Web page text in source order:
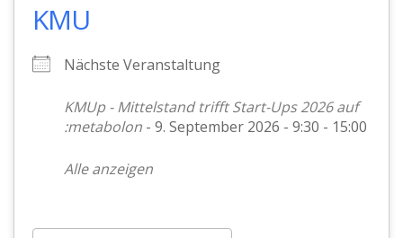
KMU
Nächste Veranstaltung
KMUp - Mittelstand trifft Start-Ups 2026 auf
:metabolon - 9. September 2026 - 9:30 - 15:00
Alle anzeigen